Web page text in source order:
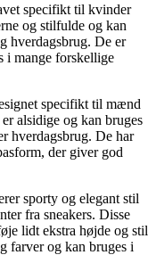
specifikt til kvinder
og stilfulde og kan
hverdagsbrug. De er
i mange forskellige
specifikt til mænd
alsidige og kan bruges
hverdagsbrug. De har
der giver god
sporty og elegant stil
fra sneakers. Disse
lidt ekstra højde og stil
farver og kan bruges i